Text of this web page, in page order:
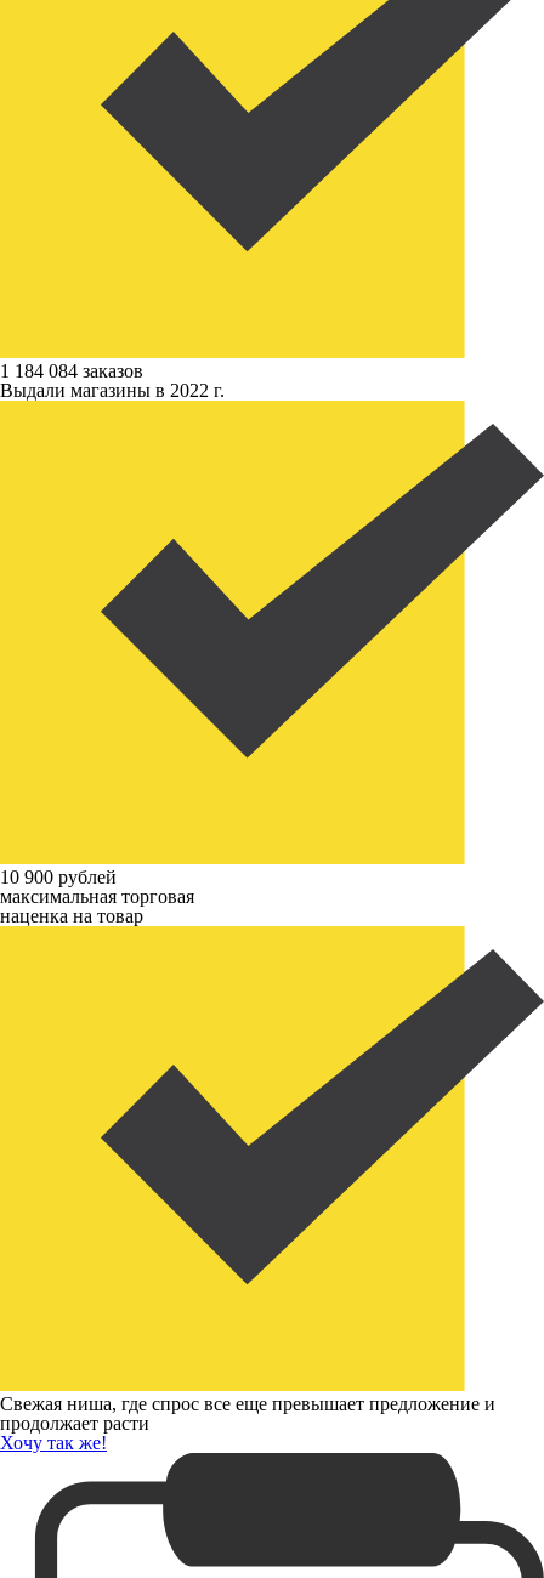
1 184 084 заказов
Выдали магазины в 2022 г.
10 900 рублей
максимальная торговая
наценка на товар
Свежая ниша, где спрос все еще превышает предложение и
продолжает расти
Хочу так же!